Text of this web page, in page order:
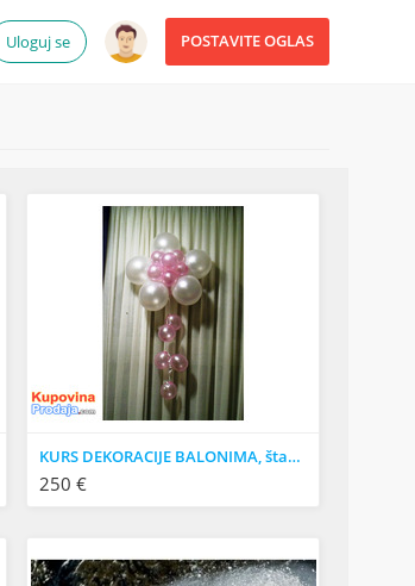
POSTAVITE OGLAS
Uloguj se
KURS DEKORACIJE BALONIMA, štampa,konfete,helijum,oprema
250 €